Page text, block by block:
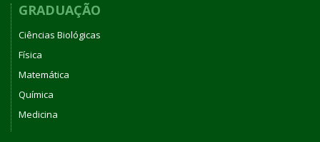
GRADUAÇÃO
Ciências Biológicas
Física
Matemática
Química
Medicina